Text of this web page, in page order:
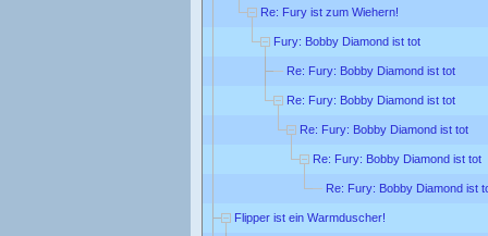
Re: Fury ist zum Wiehern!
Fury: Bobby Diamond ist tot
Re: Fury: Bobby Diamond ist tot
Re: Fury: Bobby Diamond ist tot
Re: Fury: Bobby Diamond ist tot
Re: Fury: Bobby Diamond ist tot
Re: Fury: Bobby Diamond ist
Flipper ist ein Warmduscher!